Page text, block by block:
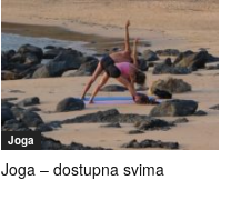
Joga
Joga – dostupna svima